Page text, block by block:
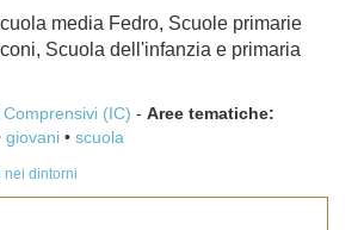
media Fedro, Scuole primarie
Scuola dell'infanzia e primaria
Comprensivi (IC) - Aree tematiche:
giovani scuola
nei dintorni